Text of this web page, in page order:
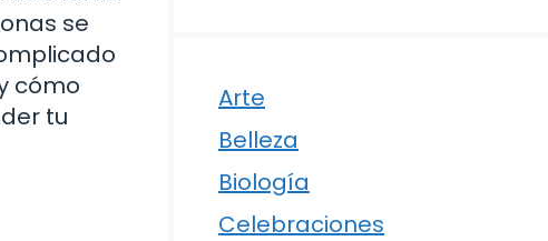
se
cómo
tu
Arte
Belleza
Biología
Celebraciones